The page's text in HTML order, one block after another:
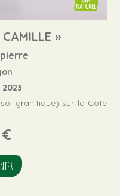
»
2023
granitique) sur la Côte
€